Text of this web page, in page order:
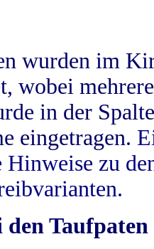
wurden im
wobei
in der
eingetragen.
zu
den Taufpaten